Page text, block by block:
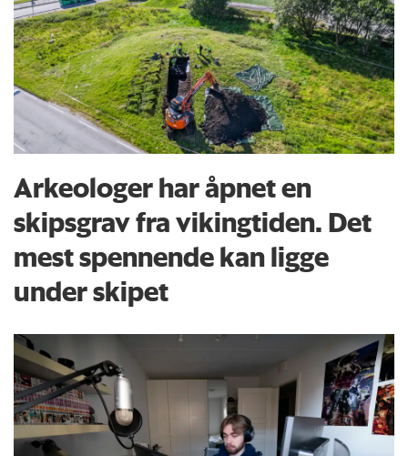
Arkeologer har åpnet en
skipsgrav fra vikingtiden. Det
mest spennende kan ligge
under skipet